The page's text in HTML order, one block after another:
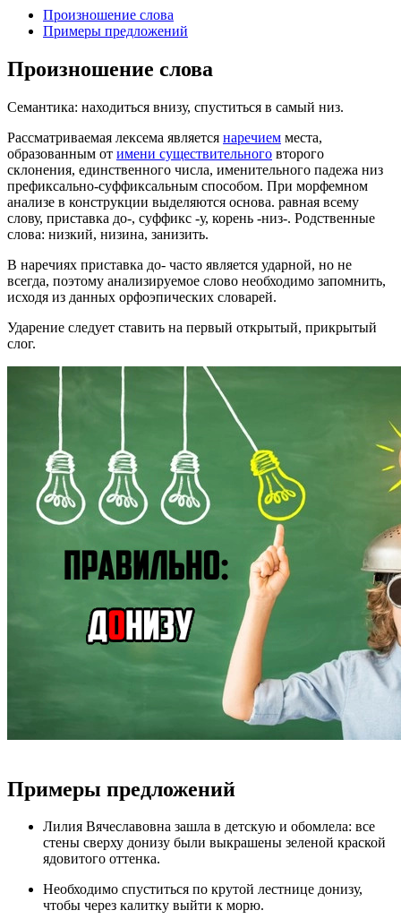
Произношение слова
Примеры предложений
Произношение слова
Семантика: находиться внизу, спуститься в самый низ.
Рассматриваемая лексема является наречием места,
образованным от имени существительного второго
склонения, единственного числа, именительного падежа низ
префиксально-суффиксальным способом. При морфемном
анализе в конструкции выделяются основа. равная всему
слову, приставка до-, суффикс -у, корень -низ-. Родственные
слова: низкий, низина, занизить.
В наречиях приставка до- часто является ударной, но не
всегда, поэтому анализируемое слово необходимо запомнить,
исходя из данных орфоэпических словарей.
Ударение следует ставить на первый открытый, прикрытый
слог.
Примеры предложений
Лилия Вячеславовна зашла в детскую и обомлела: все
стены сверху донизу были выкрашены зеленой краской
ядовитого оттенка.
Необходимо спуститься по крутой лестнице донизу,
чтобы через калитку выйти к морю.